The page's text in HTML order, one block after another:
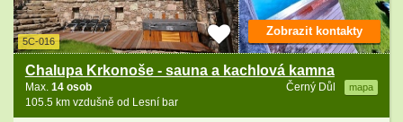
5C-016
Chalupa Krkonoše - sauna a kachlová kamna
Černý Důl mapa
Max. 14 osob
105.5 km vzdušně od Lesní bar
Zobrazit kontakty